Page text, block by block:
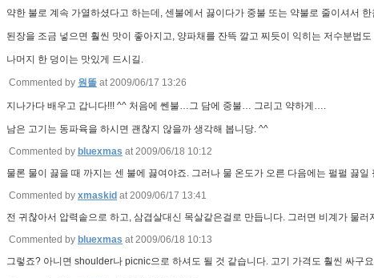
약한 불로 계속 가열하셨다고 하는데, 센불에서 끓이다가 중불 또는 약불로 줄이셔서
된장을 조금 넣으면 훨씬 맛이 좋아지고, 양파채를 잔뜩 깔고 찌듯이 익히는 저수분법
나머지 한 덩이는 맛있게 드시길.
Commented by 원똘 at 2009/06/17 13:26
지나가다 배우고 갑니다!!! ^^ 처음에 쎈불…그 담에 중불… 그리고 약하게….
남은 고기는 동파육을 하시면 괜찮지 않을까 생각해 봅니당. ^^
Commented by bluexmas at 2009/06/18 10:12
물론 물이 끓을 때 까지는 센 불에 끓여야죠. 그러나 물 온도가 오른 다음에는 펄펄 끓
Commented by xmaskid at 2009/06/17 13:41
전 귀찮아서 압력솥으로 하고, 삼겹살대신 목살같은걸로 만듭니다. 그러면 비계가 물
Commented by bluexmas at 2009/06/18 10:13
그렇죠? 아니면 shoulder나 picnic으로 하셔도 될 것 같습니다. 고기 가격도 훨씬 싸구